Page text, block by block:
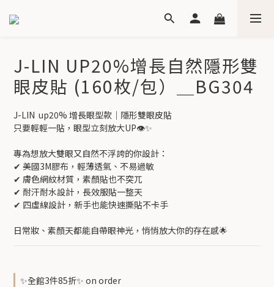
J-LIN UP20%增長自然隱形雙
眼皮貼 (160枚/包）＿BG304
J-LIN  up20% 增長眼型款｜隱形雙眼皮貼
只要輕輕一貼，眼型立刻放大UP👁️✨
專為想放大雙眼又自然不浮誇的你設計：
✔ 美國3M膠布，輕薄透氣、不易過敏
✔ 膚色網紋材質，素顏貼也不突兀
✔ 耐汗耐水設計，長效服貼一整天
✔ 四虛線設計，新手也能快速撕貼不卡手
日常妝、素顏天都能自帶眼神光，悄悄放大你的存在感🌟
✨全館3件85折✨ on order